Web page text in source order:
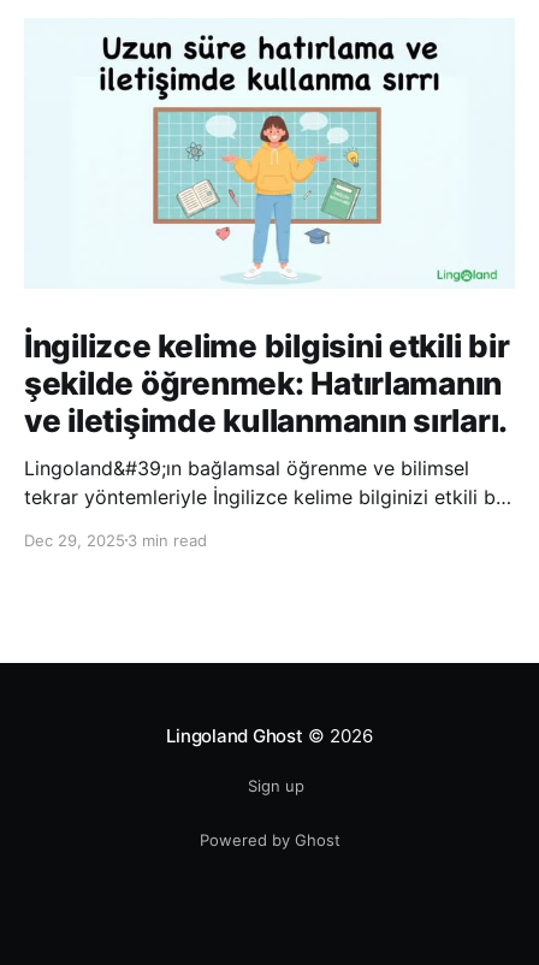
İngilizce kelime bilgisini etkili bir
şekilde öğrenmek: Hatırlamanın
ve iletişimde kullanmanın sırları.
Lingoland&#39;ın bağlamsal öğrenme ve bilimsel
tekrar yöntemleriyle İngilizce kelime bilginizi etkili bir
hatırlayabilir ve daha doğal bir şekilde iletişim
Dec 29, 2025 3 min read
Lingoland Ghost © 2026
Sign up
Powered by Ghost